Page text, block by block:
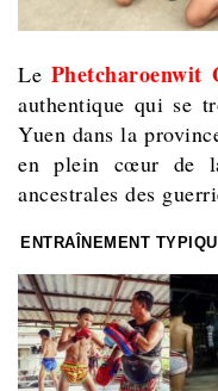
Le Phetcharoenwit
authentique qui se
Yuen dans la
en plein cœur de
ancestrales des
ENTRAÎNEMENT